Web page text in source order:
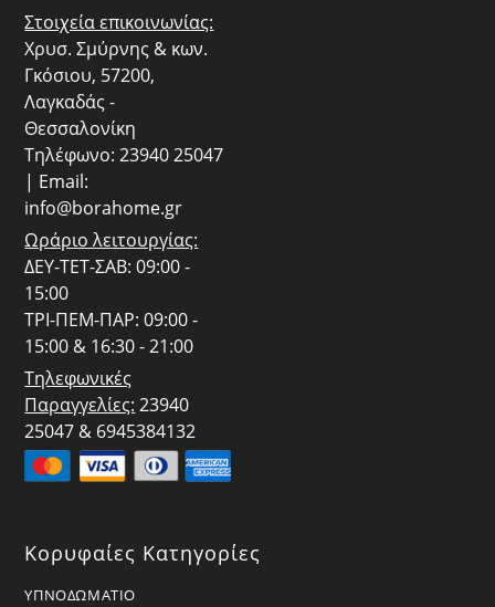
Στοιχεία επικοινωνίας:
Χρυσ. Σμύρνης & κων.
Γκόσιου, 57200,
Λαγκαδάς -
Θεσσαλονίκη
Τηλέφωνο: 23940 25047
| Email:
info@borahome.gr
Ωράριο λειτουργίας:
ΔΕΥ-ΤΕΤ-ΣΑΒ: 09:00 -
15:00
ΤΡΙ-ΠΕΜ-ΠΑΡ: 09:00 -
15:00 & 16:30 - 21:00
Τηλεφωνικές
Παραγγελίες: 23940
25047 & 6945384132
Κορυφαίες Κατηγορίες
ΥΠΝΟΔΩΜΑΤΙΟ